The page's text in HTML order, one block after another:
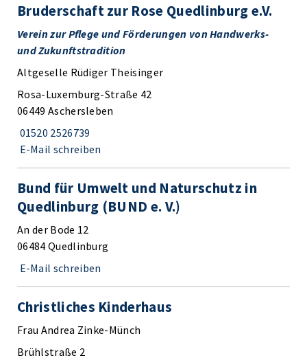
Bruderschaft zur Rose Quedlinburg e.V.
Verein zur Pflege und Förderungen von Handwerks-
und Zukunftstradition
Altgeselle Rüdiger Theisinger
Rosa-Luxemburg-Straße 42
06449 Aschersleben
01520 2526739
E-Mail schreiben
Bund für Umwelt und Naturschutz in
Quedlinburg (BUND e. V.)
An der Bode 12
06484 Quedlinburg
E-Mail schreiben
Christliches Kinderhaus
Frau Andrea Zinke-Münch
Brühlstraße 2